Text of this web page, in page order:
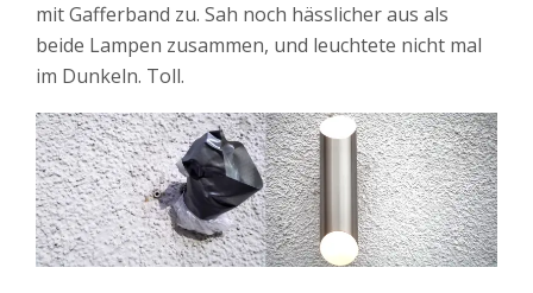
mit Gafferband zu. Sah noch hässlicher aus als
beide Lampen zusammen, und leuchtete nicht mal
im Dunkeln. Toll.